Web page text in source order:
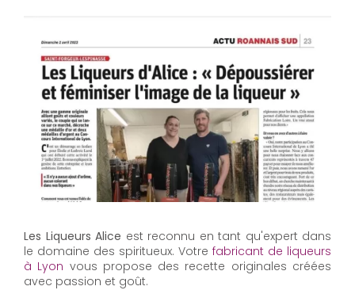
Les Liqueurs Alice est reconnu en tant qu'expert dans
le domaine des spiritueux. Votre fabricant de liqueurs
à Lyon vous propose des recette originales créées
avec passion et goût.